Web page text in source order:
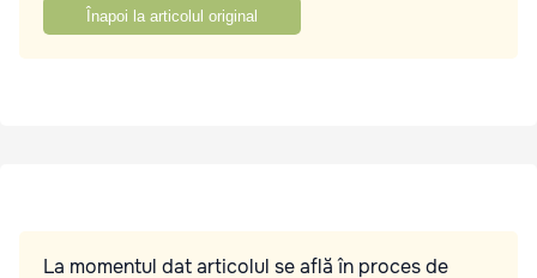
Înapoi la articolul original
La momentul dat articolul se află în proces de